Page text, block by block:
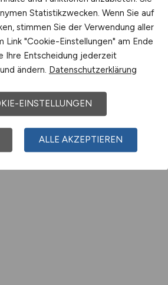
Statistikzwecken. Wenn Sie auf
stimmen Sie der Verwendung aller
Link "Cookie-Einstellungen" am Ende
Ihre Entscheidung jederzeit
ändern. Datenschutzerklärung
EINSTELLUNGEN
ALLE AKZEPTIEREN